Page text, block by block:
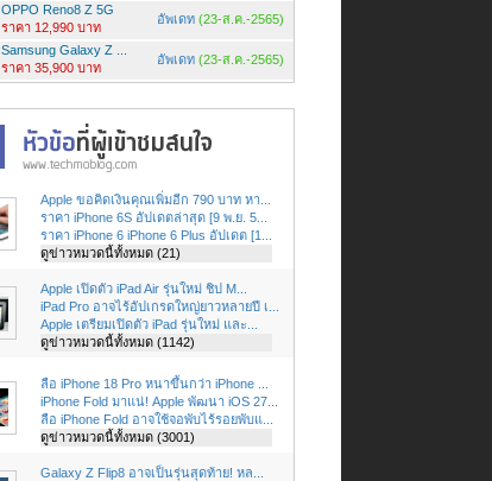
OPPO Reno8 Z 5G
ราคา 12,990 บาท
อัพเดท (23-ส.ค.-2565)
Samsung Galaxy Z ...
ราคา 35,900 บาท
อัพเดท (23-ส.ค.-2565)
Apple ขอคิดเงินคุณเพิ่มอีก 790 บาท หา...
ราคา iPhone 6S อัปเดตล่าสุด [9 พ.ย. 5...
ราคา iPhone 6 iPhone 6 Plus อัปเดต [1...
ดูข่าวหมวดนี้ทั้งหมด (21)
Apple เปิดตัว iPad Air รุ่นใหม่ ชิป M...
iPad Pro อาจไร้อัปเกรดใหญ่ยาวหลายปี เ...
Apple เตรียมเปิดตัว iPad รุ่นใหม่ และ...
ดูข่าวหมวดนี้ทั้งหมด (1142)
ลือ iPhone 18 Pro หนาขึ้นกว่า iPhone ...
iPhone Fold มาแน่! Apple พัฒนา iOS 27...
ลือ iPhone Fold อาจใช้จอพับไร้รอยพับแ...
ดูข่าวหมวดนี้ทั้งหมด (3001)
Galaxy Z Flip8 อาจเป็นรุ่นสุดท้าย! หล...